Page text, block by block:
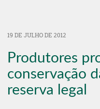
19 DE JULHO DE 2012
Produtores
conservação
reserva legal